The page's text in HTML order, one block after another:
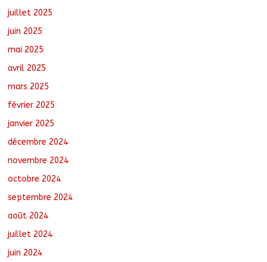
juillet 2025
juin 2025
mai 2025
avril 2025
mars 2025
février 2025
janvier 2025
décembre 2024
novembre 2024
octobre 2024
septembre 2024
août 2024
juillet 2024
juin 2024